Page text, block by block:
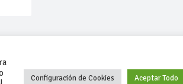
Configuración de Cookies Aceptar Todo